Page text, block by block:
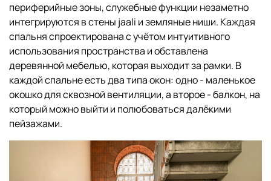
периферийные зоны, служебные функции незаметно
интегрируются в стены jaali и земляные ниши. Каждая
спальня спроектирована с учётом интуитивного
использования пространства и обставлена
деревянной мебелью, которая выходит за рамки. В
каждой спальне есть два типа окон: одно - маленькое
окошко для сквозной вентиляции, а второе - балкон, на
который можно выйти и полюбоваться далёкими
пейзажами.